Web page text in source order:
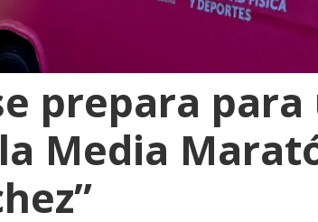
prepara para
Media